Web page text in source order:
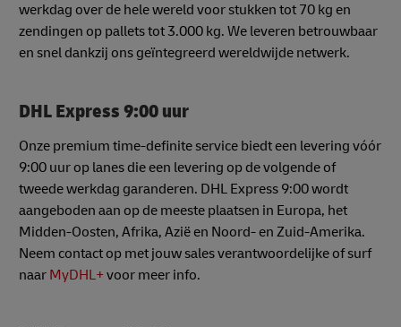
werkdag over de hele wereld voor stukken tot 70 kg en
zendingen op pallets tot 3.000 kg. We leveren betrouwbaar
en snel dankzij ons geïntegreerd wereldwijde netwerk.
DHL Express 9:00 uur
Onze premium time-definite service biedt een levering vóór
9:00 uur op lanes die een levering op de volgende of
tweede werkdag garanderen. DHL Express 9:00 wordt
aangeboden aan op de meeste plaatsen in Europa, het
Midden-Oosten, Afrika, Azië en Noord- en Zuid-Amerika.
Neem contact op met jouw sales verantwoordelijke of surf
naar MyDHL+voor meer info.